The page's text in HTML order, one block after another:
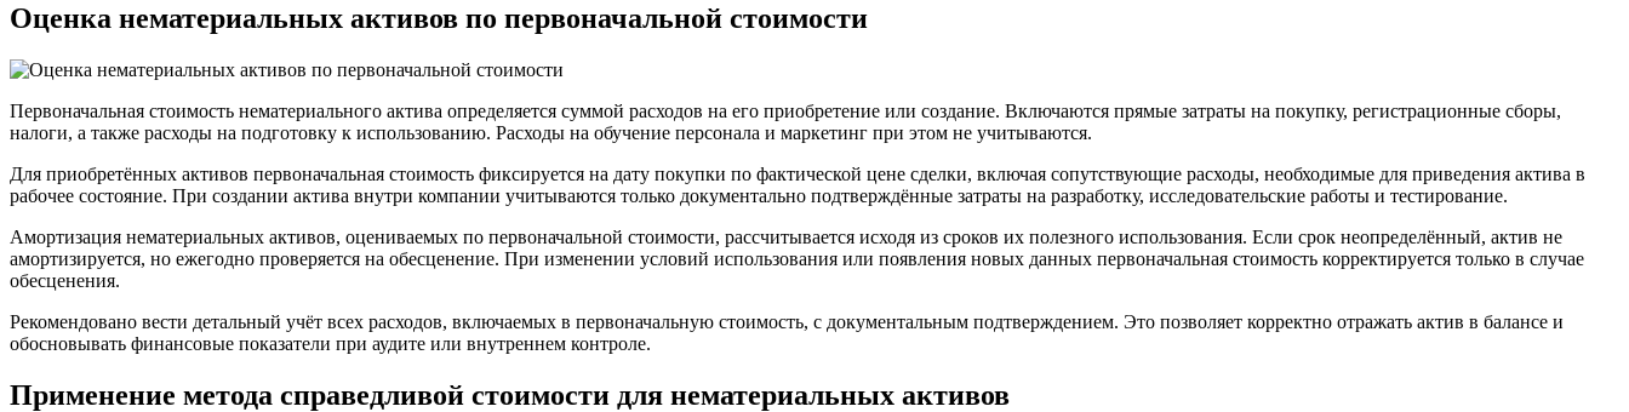
Оценка нематериальных активов по первоначальной стоимости
Первоначальная стоимость нематериального актива определяется суммой расходов на его приобретение или создание. Включаются прямые затраты на покупку, регистрационные сборы,
налоги, а также расходы на подготовку к использованию. Расходы на обучение персонала и маркетинг при этом не учитываются.
Для приобретённых активов первоначальная стоимость фиксируется на дату покупки по фактической цене сделки, включая сопутствующие расходы, необходимые для приведения актива в
рабочее состояние. При создании актива внутри компании учитываются только документально подтверждённые затраты на разработку, исследовательские работы и тестирование.
Амортизация нематериальных активов, оцениваемых по первоначальной стоимости, рассчитывается исходя из сроков их полезного использования. Если срок неопределённый, актив не
амортизируется, но ежегодно проверяется на обесценение. При изменении условий использования или появления новых данных первоначальная стоимость корректируется только в случае
обесценения.
Рекомендовано вести детальный учёт всех расходов, включаемых в первоначальную стоимость, с документальным подтверждением. Это позволяет корректно отражать актив в балансе и
обосновывать финансовые показатели при аудите или внутреннем контроле.
Применение метода справедливой стоимости для нематериальных активов